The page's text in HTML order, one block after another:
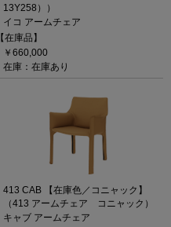
13Y258））
イコ アームチェア
【在庫品】
￥660,000
在庫：在庫あり
413 CAB 【在庫色／コニャック】
（413 アームチェア コニャック）
キャブ アームチェア